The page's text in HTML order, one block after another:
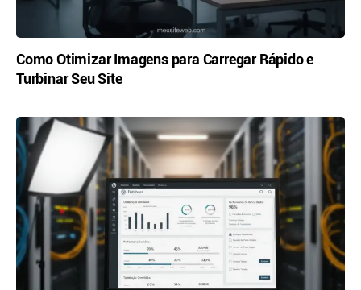
Como Otimizar Imagens para Carregar Rápido e
Turbinar Seu Site